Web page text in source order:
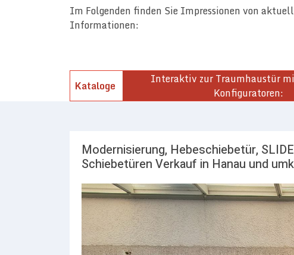
Im Folgenden finden Sie Impressionen von
Informationen:
Kataloge
Interaktiv zur Traumhaustür
Konfiguratoren:
Modernisierung, Hebeschiebetür,
Schiebetüren Verkauf in Hanau und